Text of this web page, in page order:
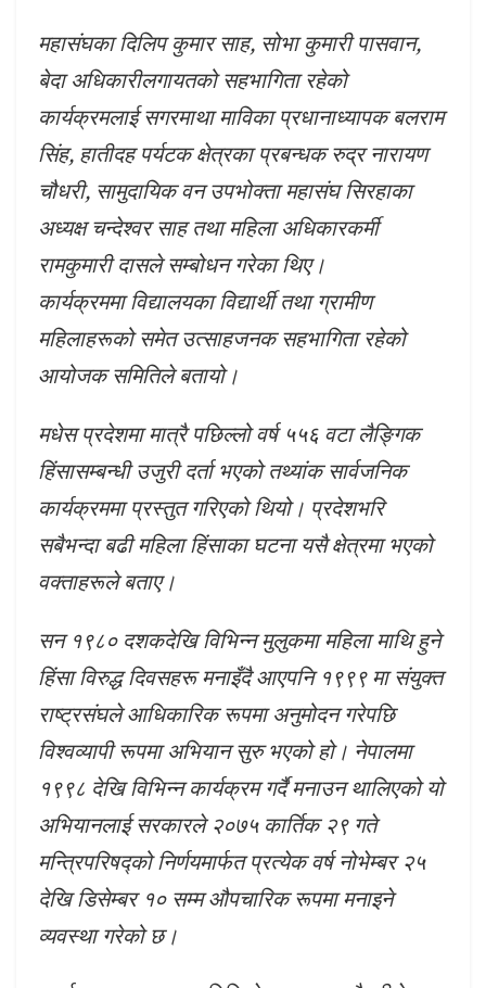
महासंघका दिलिप कुमार साह, सोभा कुमारी पासवान,
बेदा अधिकारीलगायतको सहभागिता रहेको
कार्यक्रमलाई सगरमाथा माविका प्रधानाध्यापक बलराम
सिंह, हातीदह पर्यटक क्षेत्रका प्रबन्धक रुद्र नारायण
चौधरी, सामुदायिक वन उपभोक्ता महासंघ सिरहाका
अध्यक्ष चन्देश्वर साह तथा महिला अधिकारकर्मी
रामकुमारी दासले सम्बोधन गरेका थिए।
कार्यक्रममा विद्यालयका विद्यार्थी तथा ग्रामीण
महिलाहरूको समेत उत्साहजनक सहभागिता रहेको
आयोजक समितिले बतायो।
मधेस प्रदेशमा मात्रै पछिल्लो वर्ष ५५६ वटा लैङ्गिक
हिंसासम्बन्धी उजुरी दर्ता भएको तथ्यांक सार्वजनिक
कार्यक्रममा प्रस्तुत गरिएको थियो। प्रदेशभरि
सबैभन्दा बढी महिला हिंसाका घटना यसै क्षेत्रमा भएको
वक्ताहरूले बताए।
सन १९८० दशकदेखि विभिन्न मुलुकमा महिला माथि हुने
हिंसा विरुद्ध दिवसहरू मनाइँदै आएपनि १९९९ मा संयुक्त
राष्ट्रसंघले आधिकारिक रूपमा अनुमोदन गरेपछि
विश्वव्यापी रूपमा अभियान सुरु भएको हो। नेपालमा
१९९८ देखि विभिन्न कार्यक्रम गर्दै मनाउन थालिएको यो
अभियानलाई सरकारले २०७५ कार्तिक २९ गते
मन्त्रिपरिषद्को निर्णयमार्फत प्रत्येक वर्ष नोभेम्बर २५
देखि डिसेम्बर १० सम्म औपचारिक रूपमा मनाइने
व्यवस्था गरेको छ।